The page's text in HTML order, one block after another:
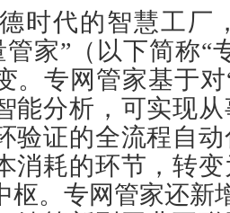
代的智慧工厂
管家”（以下简称“
。专网管家基于
能分析，可实现
验证的全流程自
消耗的环节，转
枢。专网管家还新